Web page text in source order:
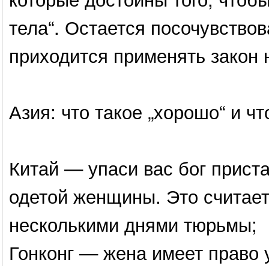
тела“. Остается
приходится применять закон
Азия: что такое „хорошо“ и
Китай — упаси вас бог
одетой женщины. Это
несколькими днями тюрьмы;
Гонконг — жена имеет